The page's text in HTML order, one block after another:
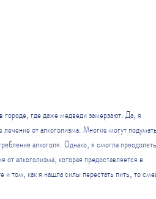
городе, где даже медведи замерзают. Да, я
от алкоголизма. Многие могут
алкоголя. Однако, я смогла преодолеть
алкоголизма, которая предоставляется в
том, как я нашла силы перестать пить, то